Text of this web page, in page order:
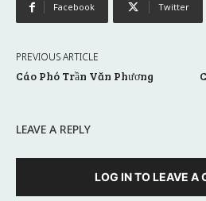
Facebook Twitter
PREVIOUS ARTICLE
Cáo Phó Trần Văn Phương
LEAVE A REPLY
LOG IN TO LEAVE A